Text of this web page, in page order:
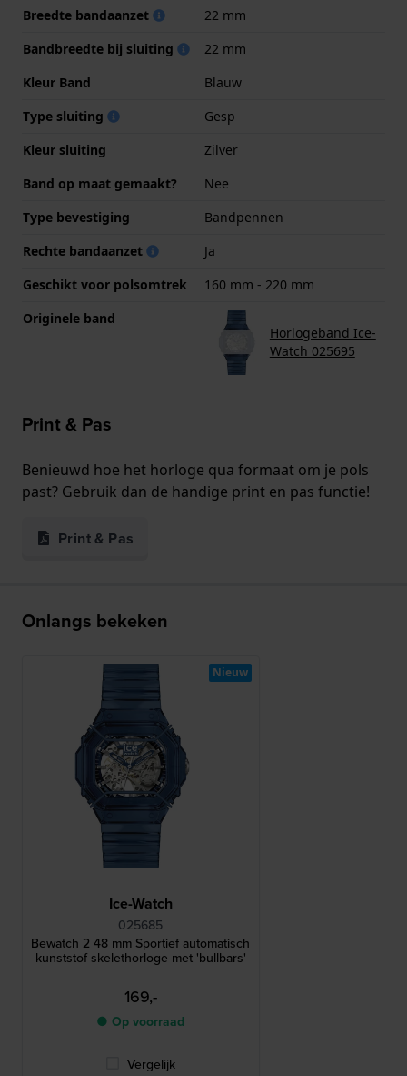
Breedte bandaanzet
22 mm
Bandbreedte bij sluiting
22 mm
Kleur Band
Blauw
Type sluiting
Gesp
Kleur sluiting
Zilver
Band op maat gemaakt?
Nee
Type bevestiging
Bandpennen
Rechte bandaanzet
Ja
Geschikt voor polsomtrek
160 mm - 220 mm
Originele band
Horlogeband Ice-
Watch 025695
Print & Pas
Benieuwd hoe het horloge qua formaat om je pols
past? Gebruik dan de handige print en pas functie!
Print & Pas
Onlangs bekeken
Ice-Watch
025685
Bewatch 2 48 mm Sportief automatisch
kunststof skelethorloge met 'bullbars'
169,-
● Op voorraad
Vergelijk
Nieuw